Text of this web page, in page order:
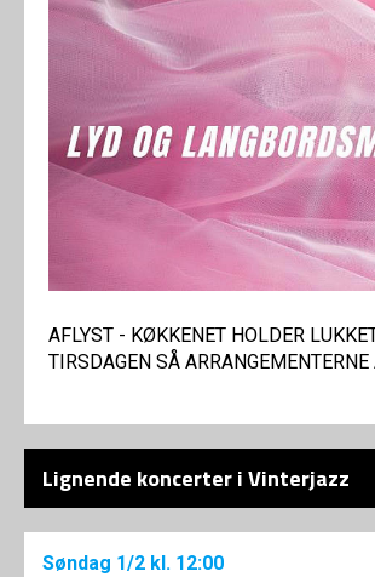
AFLYST - KØKKENET HOLDER
TIRSDAGEN SÅ ARRANGEMENTERNE
Lignende koncerter i Vinterjazz
Søndag 1/2 kl. 12:00